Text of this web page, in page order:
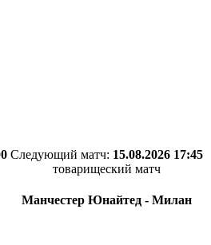
Следующий матч: 15.08.2026 17:45
товарищеский матч
Манчестер Юнайтед - Милан